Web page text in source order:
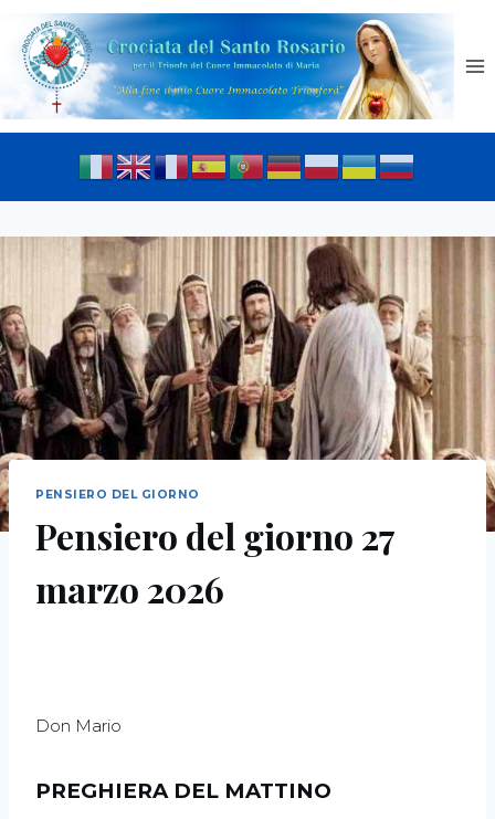
PENSIERO DEL GIORNO
Pensiero del giorno 27
marzo 2026
Don Mario
PREGHIERA DEL MATTINO